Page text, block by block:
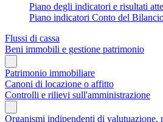
Piano degli indicatori e risultati
Piano indicatori Conto del
Flussi di cassa
Beni immobili e gestione patrimonio
Patrimonio immobiliare
Canoni di locazione o affitto
Controlli e rilievi sull'amministrazione
Organismi indipendenti di valutuazione,